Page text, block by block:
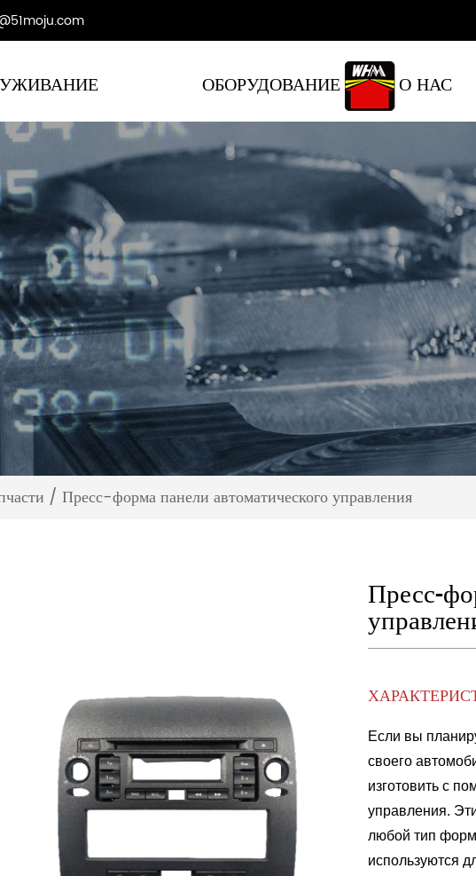
ОБОРУДОВАНИЕ О НАС
/ Пресс-форма панели автоматического управления
Пресс-
Если вы
своего
изготовить с
управления.
любой тип
используются